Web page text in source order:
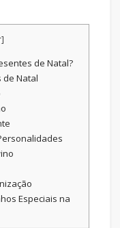
]
de Natal?
de Natal
Especiais na